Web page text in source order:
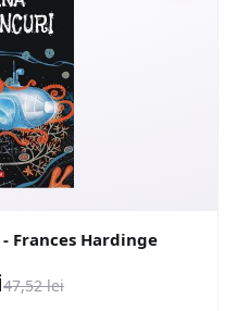
Frances Hardinge
47,52 lei